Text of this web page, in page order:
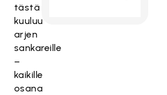
tästä
kuuluu
arjen
sankareille
–
kaikille
osana